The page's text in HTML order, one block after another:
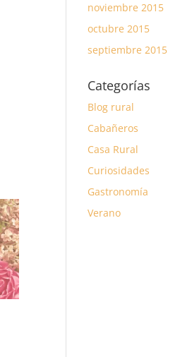
noviembre 2015
octubre 2015
septiembre 2015
Categorías
Blog rural
Cabañeros
Casa Rural
Curiosidades
Gastronomía
Verano